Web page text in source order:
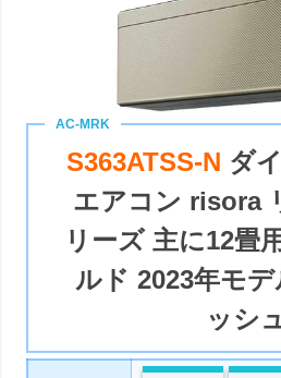
S363ATSS-N ダ
エアコン risora
リーズ 主に12畳
ルド 2023年モ
ッシ